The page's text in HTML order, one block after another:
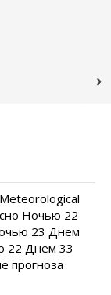
Ночью 22
23 Днем
22 Днем 33
прогноза